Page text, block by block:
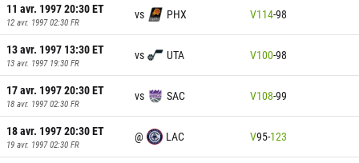
11 avr. 1997 20:30ET
12 avr. 1997 02:30 FR
vs PHX V114-98
13 avr. 1997 13:30ET
13 avr. 1997 19:30 FR
vs UTA V100-98
17 avr. 1997 20:30ET
18 avr. 1997 02:30 FR
vs SAC V108-99
18 avr. 1997 20:30ET
19 avr. 1997 02:30 FR
@ LAC V95-123